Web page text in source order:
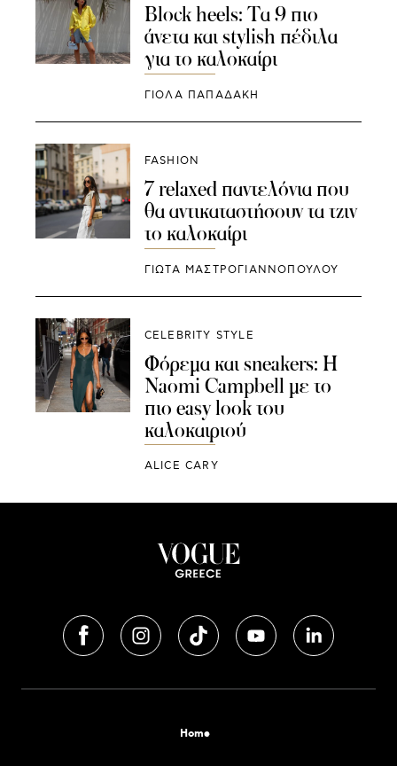
Block heels: Τα 9 πιο
άνετα και stylish πέδιλα
για το καλοκαίρι
ΓΙΌΛΑ ΠΑΠΑΔΆΚΗ
FASHION
7 relaxed παντελόνια που
θα αντικαταστήσουν τα τζιν
το καλοκαίρι
ΓΙΩΤΑ ΜΑΣΤΡΟΓΙΑΝΝΟΠΟΥΛΟΥ
CELEBRITY STYLE
Φόρεμα και sneakers: Η
Naomi Campbell με το
πιο easy look του
καλοκαιριού
ALICE CARY
Home